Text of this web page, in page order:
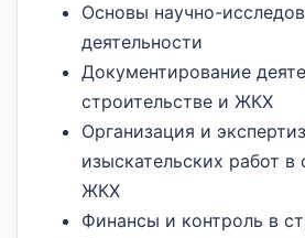
Основы научно-
деятельности
Документирование
строительстве и ЖКХ
Организация и
изыскательских работ в
ЖКХ
Финансы и контроль в